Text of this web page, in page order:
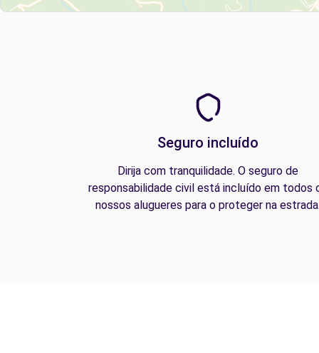
Seguro incluído
Dirija com tranquilidade. O seguro de
responsabilidade civil está incluído em todos
nossos alugueres para o proteger na